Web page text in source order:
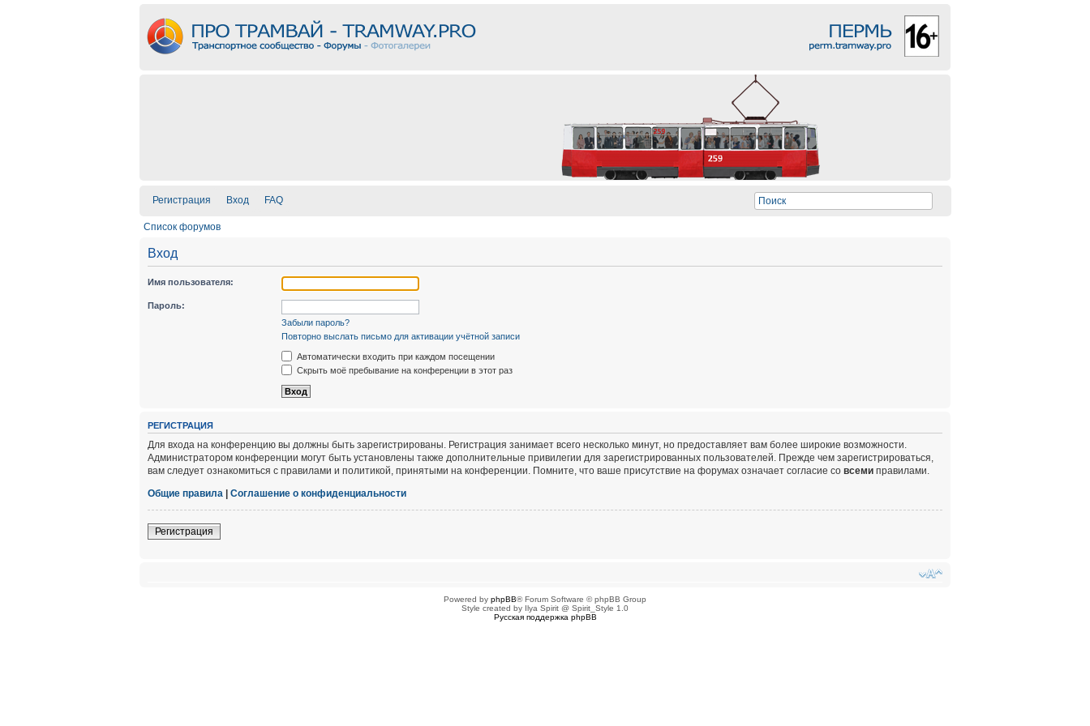
Регистрация Вход FAQ
Список форумов
Вход
Имя пользователя:
Пароль:
Забыли пароль?
Повторно выслать письмо для активации учётной записи
Автоматически входить при каждом посещении
Скрыть моё пребывание на конференции в этот раз
РЕГИСТРАЦИЯ
Для входа на конференцию вы должны быть зарегистрированы. Регистрация занимает всего несколько минут, но предоставляет вам более широкие возможности.
Администратором конференции могут быть установлены также дополнительные привилегии для зарегистрированных пользователей. Прежде чем зарегистрироваться,
вам следует ознакомиться с правилами и политикой, принятыми на конференции. Помните, что ваше присутствие на форумах означает согласие со всеми правилами.
Общие правила | Соглашение о конфиденциальности
Регистрация
Powered by phpBB® Forum Software © phpBB Group
Style created by Ilya Spirit @ Spirit_Style 1.0
Русская поддержка phpBB